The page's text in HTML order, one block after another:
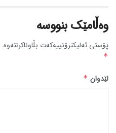
وەڵامێک بنووسە
پۆستی ئەلیکترۆنییەکەت بڵاوناکرێتەوە.
*
لێدوان *